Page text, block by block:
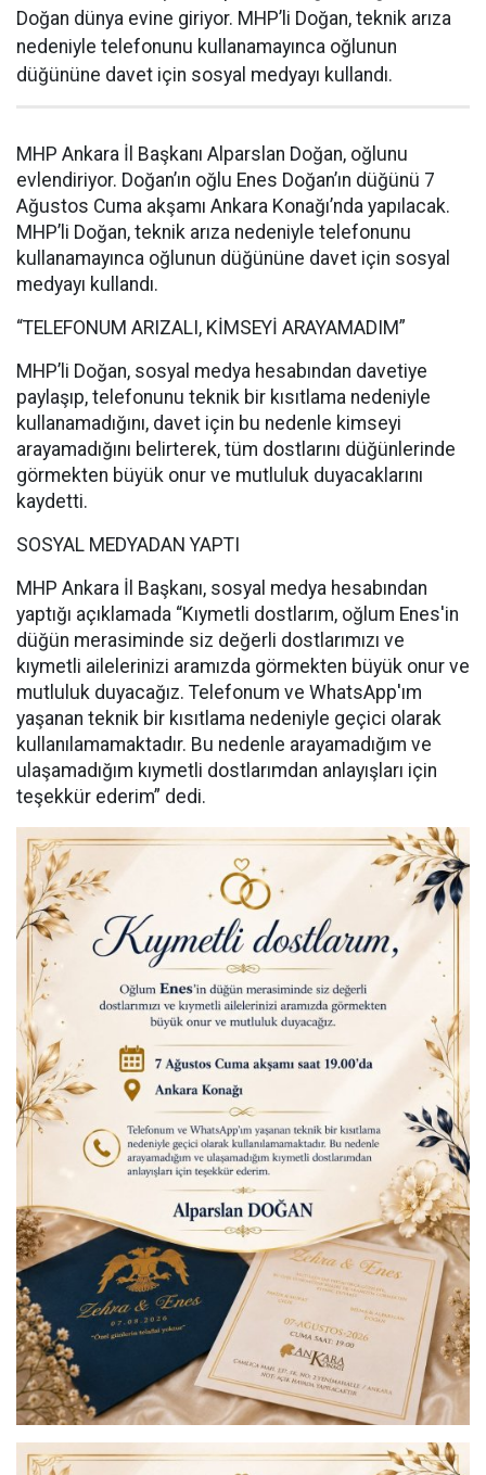
Doğan dünya evine giriyor. MHP’li Doğan, teknik arıza
nedeniyle telefonunu kullanamayınca oğlunun
düğününe davet için sosyal medyayı kullandı.
MHP Ankara İl Başkanı Alparslan Doğan, oğlunu
evlendiriyor. Doğan’ın oğlu Enes Doğan’ın düğünü 7
Ağustos Cuma akşamı Ankara Konağı’nda yapılacak.
MHP’li Doğan, teknik arıza nedeniyle telefonunu
kullanamayınca oğlunun düğününe davet için sosyal
medyayı kullandı.
“TELEFONUM ARIZALI, KİMSEYİ ARAYAMADIM”
MHP’li Doğan, sosyal medya hesabından davetiye
paylaşıp, telefonunu teknik bir kısıtlama nedeniyle
kullanamadığını, davet için bu nedenle kimseyi
arayamadığını belirterek, tüm dostlarını düğünlerinde
görmekten büyük onur ve mutluluk duyacaklarını
kaydetti.
SOSYAL MEDYADAN YAPTI
MHP Ankara İl Başkanı, sosyal medya hesabından
yaptığı açıklamada “Kıymetli dostlarım, oğlum Enes'in
düğün merasiminde siz değerli dostlarımızı ve
kıymetli ailelerinizi aramızda görmekten büyük onur ve
mutluluk duyacağız. Telefonum ve WhatsApp'ım
yaşanan teknik bir kısıtlama nedeniyle geçici olarak
kullanılamamaktadır. Bu nedenle arayamadığım ve
ulaşamadığım kıymetli dostlarımdan anlayışları için
teşekkür ederim” dedi.